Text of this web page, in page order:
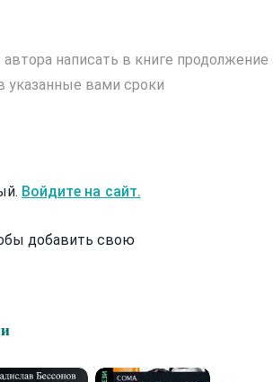
написать в книге продолжение
указанные вами сроки
Войдите на сайт.
добавить свою